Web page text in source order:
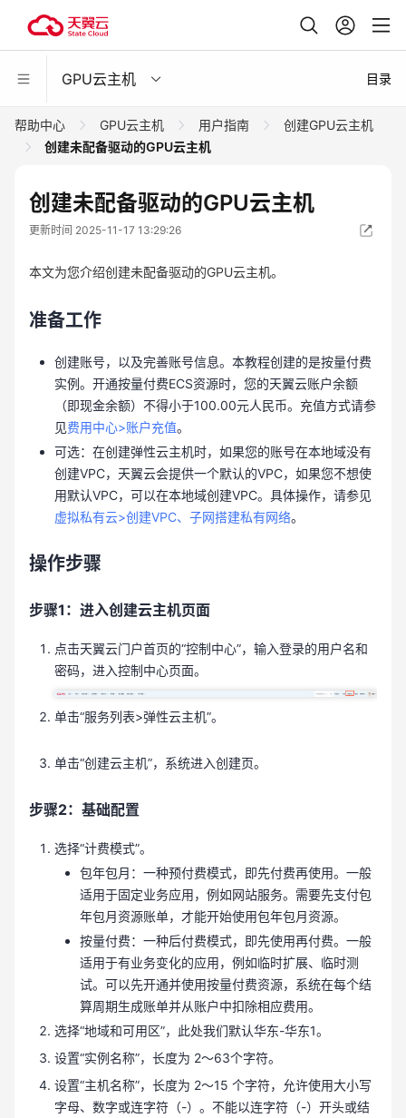
GPU云主机 目录
帮助中心 GPU云主机 用户指南
创建GPU云主机
创建未配备驱动的GPU云主机
创建未配备驱动的GPU云主机
更新时间 2025-11-17 13:29:26
本文为您介绍创建未配备驱动的GPU云主机。
准备工作
创建账号，以及完善账号信息。本教程创建的是按量付费
实例。开通按量付费ECS资源时，您的天翼云账户余额
（即现金余额）不得小于100.00元人民币。充值方式请参
见费用中心>账户充值。
可选：在创建弹性云主机时，如果您的账号在本地域没有
创建VPC，天翼云会提供一个默认的VPC，如果您不想使
用默认VPC，可以在本地域创建VPC。具体操作，请参见
虚拟私有云>创建VPC、子网搭建私有网络。
操作步骤
步骤1：进入创建云主机页面
点击天翼云门户首页的“控制中心”，输入登录的用户名和
密码，进入控制中心页面。
单击“服务列表>弹性云主机”。
单击“创建云主机”，系统进入创建页。
步骤2：基础配置
选择“计费模式”。
包年包月：一种预付费模式，即先付费再使用。一般
适用于固定业务应用，例如网站服务。需要先支付包
年包月资源账单，才能开始使用包年包月资源。
按量付费：一种后付费模式，即先使用再付费。一般
适用于有业务变化的应用，例如临时扩展、临时测
试。可以先开通并使用按量付费资源，系统在每个结
算周期生成账单并从账户中扣除相应费用。
选择“地域和可用区”，此处我们默认华东-华东1。
设置“实例名称”，长度为 2～63个字符。
设置“主机名称”，长度为 2～15 个字符，允许使用大小写
字母、数字或连字符（-）。不能以连字符（-）开头或结